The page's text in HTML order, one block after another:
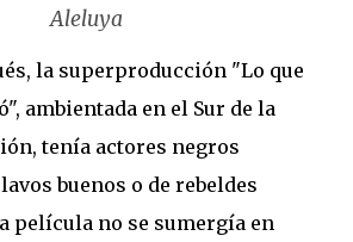
Aleluya
la superproducción "Lo que
ambientada en el Sur de la
tenía actores negros
buenos o de rebeldes
película no se sumergía en